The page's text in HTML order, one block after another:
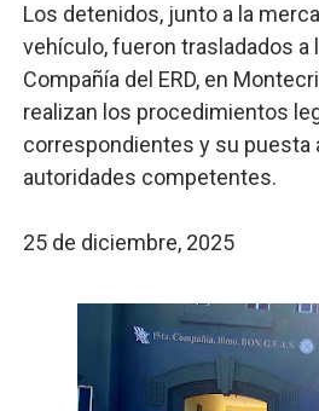
Los detenidos, junto a la
vehículo, fueron trasladados a
Compañía del ERD, en
realizan los procedimientos
correspondientes y su puesta
autoridades competentes.
25 de diciembre, 2025